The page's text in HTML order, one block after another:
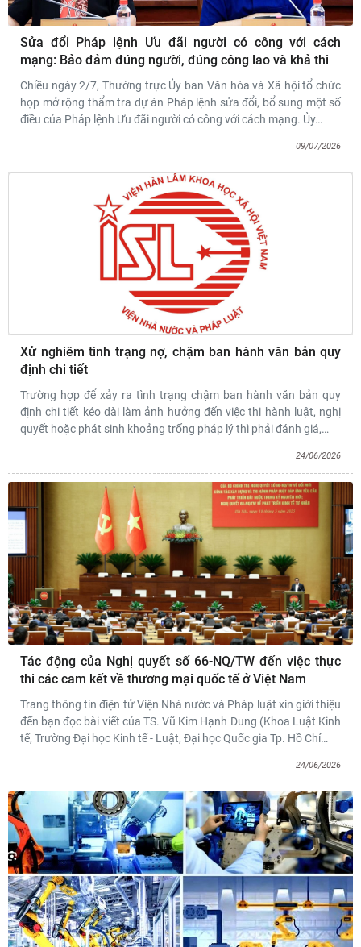
Sửa đổi Pháp lệnh Ưu đãi người có công với cách
mạng: Bảo đảm đúng người, đúng công lao và khả thi
Chiều ngày 2/7, Thường trực Ủy ban Văn hóa và Xã hội tổ chức
họp mở rộng thẩm tra dự án Pháp lệnh sửa đổi, bổ sung một số
điều của Pháp lệnh Ưu đãi người có công với cách mạng. Ủy…
09/07/2026
Xử nghiêm tình trạng nợ, chậm ban hành văn bản quy
định chi tiết
Trường hợp để xảy ra tình trạng chậm ban hành văn bản quy
định chi tiết kéo dài làm ảnh hưởng đến việc thi hành luật, nghị
quyết hoặc phát sinh khoảng trống pháp lý thì phải đánh giá,…
24/06/2026
Tác động của Nghị quyết số 66-NQ/TW đến việc thực
thi các cam kết về thương mại quốc tế ở Việt Nam
Trang thông tin điện tử Viện Nhà nước và Pháp luật xin giới thiệu
đến bạn đọc bài viết của TS. Vũ Kim Hạnh Dung (Khoa Luật Kinh
tế, Trường Đại học Kinh tế - Luật, Đại học Quốc gia Tp. Hồ Chí…
24/06/2026